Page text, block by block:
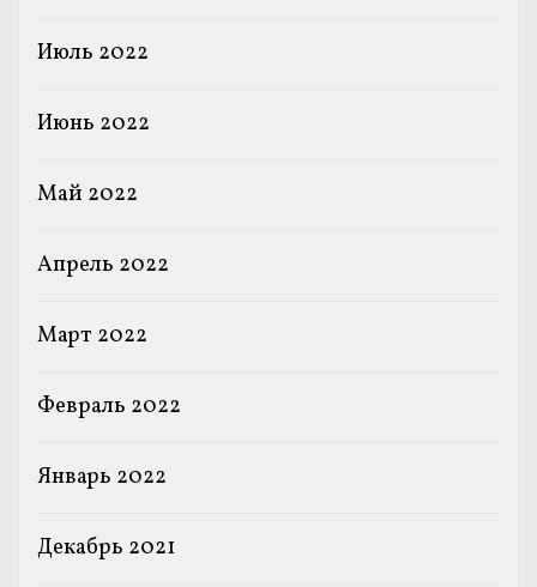
Июль 2022
Июнь 2022
Май 2022
Апрель 2022
Март 2022
Февраль 2022
Январь 2022
Декабрь 2021